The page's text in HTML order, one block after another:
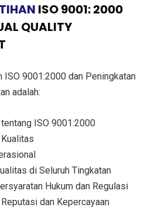
ISO 9001: 2000
QUALITY
ISO 9001:2000 dan Peningkatan
adalah:
ISO 9001:2000
di Seluruh Tingkatan
Hukum dan Regulasi
dan Kepercayaan